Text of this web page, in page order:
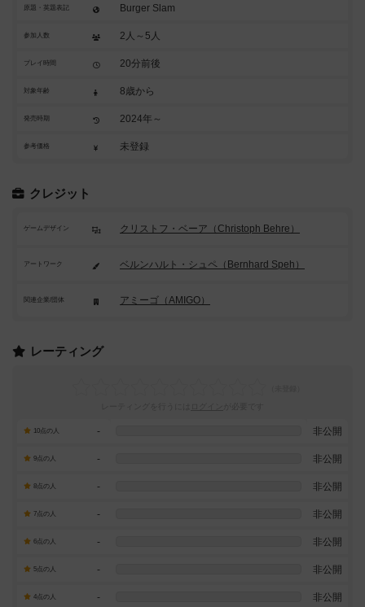
原題・英題表記 Burger Slam
参加人数 2人～5人
プレイ時間 20分前後
対象年齢 8歳から
発売時期 2024年～
参考価格 未登録
クレジット
ゲームデザイン クリストフ・ベーア（Christoph Behre）
アートワーク ベルンハルト・シュペ（Bernhard Speh）
関連企業/団体 アミーゴ（AMIGO）
レーティング
10点の人 - 非公開
9点の人 - 非公開
8点の人 - 非公開
7点の人 - 非公開
6点の人 - 非公開
5点の人 - 非公開
4点の人 - 非公開